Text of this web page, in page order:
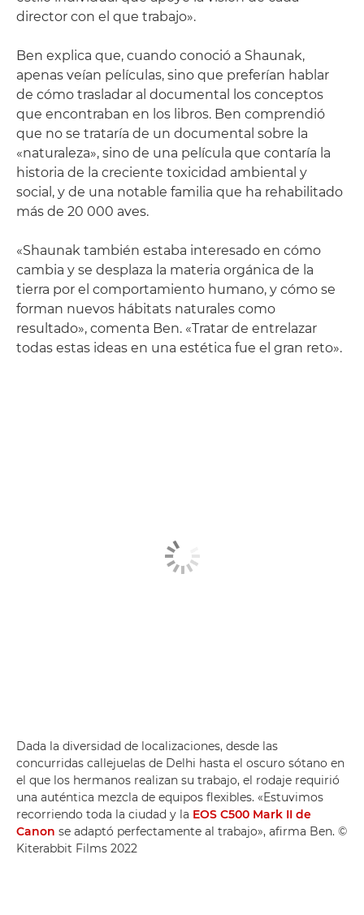
director con el que trabajo».
Ben explica que, cuando conoció a Shaunak,
apenas veían películas, sino que preferían hablar
de cómo trasladar al documental los conceptos
que encontraban en los libros. Ben comprendió
que no se trataría de un documental sobre la
«naturaleza», sino de una película que contaría la
historia de la creciente toxicidad ambiental y
social, y de una notable familia que ha rehabilitado
más de 20 000 aves.
«Shaunak también estaba interesado en cómo
cambia y se desplaza la materia orgánica de la
tierra por el comportamiento humano, y cómo se
forman nuevos hábitats naturales como
resultado», comenta Ben. «Tratar de entrelazar
todas estas ideas en una estética fue el gran reto».
Dada la diversidad de localizaciones, desde las
concurridas callejuelas de Delhi hasta el oscuro sótano en
el que los hermanos realizan su trabajo, el rodaje requirió
una auténtica mezcla de equipos flexibles. «Estuvimos
recorriendo toda la ciudad y la EOS C500 Mark II de
Canon se adaptó perfectamente al trabajo», afirma Ben. ©
Kiterabbit Films 2022